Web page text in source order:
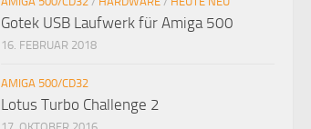
Gotek USB Laufwerk für Amiga 500
16. FEBRUAR 2018
AMIGA 500/CD32
Lotus Turbo Challenge 2